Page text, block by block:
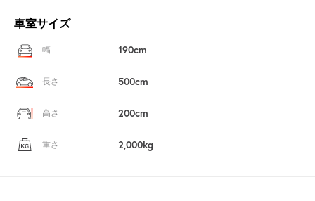
車室サイズ
幅 190cm
長さ 500cm
高さ 200cm
重さ 2,000kg